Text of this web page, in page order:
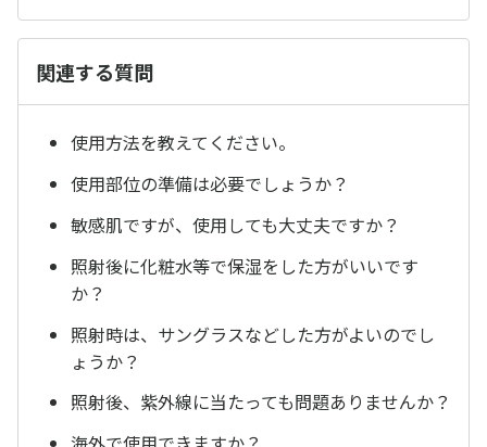
関連する質問
使用方法を教えてください。
使用部位の準備は必要でしょうか？
敏感肌ですが、使用しても大丈夫ですか？
照射後に化粧水等で保湿をした方がいいです
か？
照射時は、サングラスなどした方がよいのでし
ょうか？
照射後、紫外線に当たっても問題ありませんか？